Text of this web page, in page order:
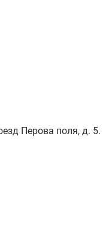
Перова поля, д. 5.